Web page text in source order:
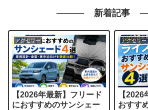
新着記事
アクセリー
【2026年最新】フリード
におすすめのサンシェー
アクセリー
【
おすす